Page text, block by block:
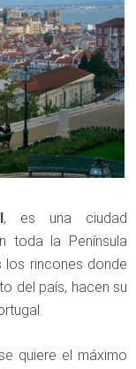
, es una ciudad
toda la Península
los rincones donde
del país, hacen su
quiere el máximo